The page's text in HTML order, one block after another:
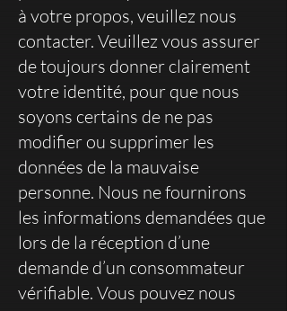
à votre propos, veuillez nous
contacter. Veuillez vous assurer
de toujours donner clairement
votre identité, pour que nous
soyons certains de ne pas
modifier ou supprimer les
données de la mauvaise
personne. Nous ne fournirons
les informations demandées que
lors de la réception d’une
demande d’un consommateur
vérifiable. Vous pouvez nous